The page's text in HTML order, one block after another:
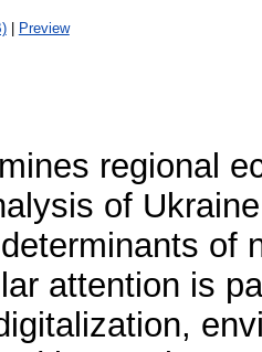
| Preview
regional
of
of
attention is